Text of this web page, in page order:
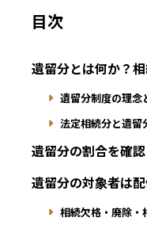
目次
遺留分とは何か？
遺留分制度の理念
法定相続分と遺留
遺留分の割合を確認
遺留分の対象者は
相続欠格・廃除・